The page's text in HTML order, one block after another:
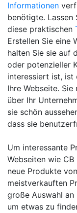
Informationen
benötigte. Lassen
diese praktischen
Erstellen Sie eine
halten Sie sie auf
oder potenzieller
interessiert ist, ist
Ihre Webseite.
über Ihr
sie schön
dass sie
Um interessante
Webseiten wie
neue Produkte
meistverkauften
große Auswahl an
um etwas zu